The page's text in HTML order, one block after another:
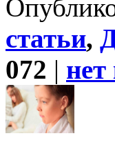
статьи,
072 |